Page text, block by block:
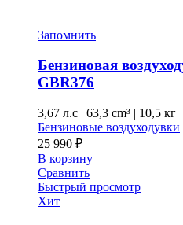
Запомнить
Бензиновая
GBR376
3,67 л.с | 63,3 cm³ | 10,5 кг
Бензиновые воздуходувки
25 990 ₽
В корзину
Сравнить
Быстрый просмотр
Хит